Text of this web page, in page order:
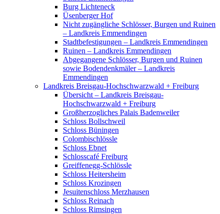
Burg Lichteneck
Üsenberger Hof
Nicht zugängliche Schlösser, Burgen und Ruinen
– Landkreis Emmendingen
Stadtbefestigungen – Landkreis Emmendingen
Ruinen – Landkreis Emmendingen
Abgegangene Schlösser, Burgen und Ruinen
sowie Bodendenkmäler – Landkreis
Emmendingen
Landkreis Breisgau-Hochschwarzwald + Freiburg
Übersicht – Landkreis Breisgau-
Hochschwarzwald + Freiburg
Großherzogliches Palais Badenweiler
Schloss Bollschweil
Schloss Büningen
Colombischlössle
Schloss Ebnet
Schlosscafé Freiburg
Greiffenegg-Schlössle
Schloss Heitersheim
Schloss Krozingen
Jesuitenschloss Merzhausen
Schloss Reinach
Schloss Rimsingen